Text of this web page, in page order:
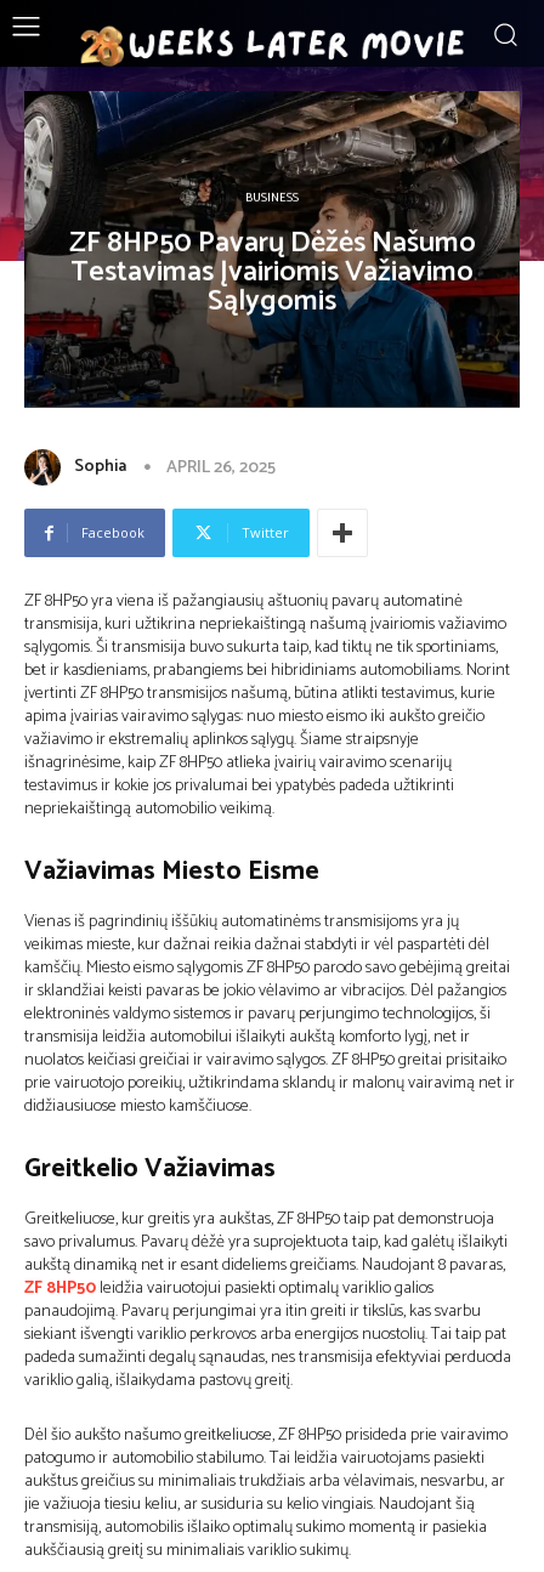
BUSINESS
ZF 8HP50 Pavarų Dėžės Našumo
Testavimas Įvairiomis Važiavimo
Sąlygomis
Sophia APRIL 26, 2025
Facebook Twitter
ZF 8HP50 yra viena iš pažangiausių aštuonių pavarų automatinė
transmisija, kuri užtikrina nepriekaištingą našumą įvairiomis važiavimo
sąlygomis. Ši transmisija buvo sukurta taip, kad tiktų ne tik sportiniams,
bet ir kasdieniams, prabangiems bei hibridiniams automobiliams. Norint
įvertinti ZF 8HP50 transmisijos našumą, būtina atlikti testavimus, kurie
apima įvairias vairavimo sąlygas: nuo miesto eismo iki aukšto greičio
važiavimo ir ekstremalių aplinkos sąlygų. Šiame straipsnyje
išnagrinėsime, kaip ZF 8HP50 atlieka įvairių vairavimo scenarijų
testavimus ir kokie jos privalumai bei ypatybės padeda užtikrinti
nepriekaištingą automobilio veikimą.
Važiavimas Miesto Eisme
Vienas iš pagrindinių iššūkių automatinėms transmisijoms yra jų
veikimas mieste, kur dažnai reikia dažnai stabdyti ir vėl paspartėti dėl
kamščių. Miesto eismo sąlygomis ZF 8HP50 parodo savo gebėjimą greitai
ir sklandžiai keisti pavaras be jokio vėlavimo ar vibracijos. Dėl pažangios
elektroninės valdymo sistemos ir pavarų perjungimo technologijos, ši
transmisija leidžia automobilui išlaikyti aukštą komforto lygį, net ir
nuolatos keičiasi greičiai ir vairavimo sąlygos. ZF 8HP50 greitai prisitaiko
prie vairuotojo poreikių, užtikrindama sklandų ir malonų vairavimą net ir
didžiausiuose miesto kamščiuose.
Greitkelio Važiavimas
Greitkeliuose, kur greitis yra aukštas, ZF 8HP50 taip pat demonstruoja
savo privalumus. Pavarų dėžė yra suprojektuota taip, kad galėtų išlaikyti
aukštą dinamiką net ir esant dideliems greičiams. Naudojant 8 pavaras,
ZF 8HP50leidžia vairuotojui pasiekti optimalų variklio galios
panaudojimą. Pavarų perjungimai yra itin greiti ir tikslūs, kas svarbu
siekiant išvengti variklio perkrovos arba energijos nuostolių. Tai taip pat
padeda sumažinti degalų sąnaudas, nes transmisija efektyviai perduoda
variklio galią, išlaikydama pastovų greitį.
Dėl šio aukšto našumo greitkeliuose, ZF 8HP50 prisideda prie vairavimo
patogumo ir automobilio stabilumo. Tai leidžia vairuotojams pasiekti
aukštus greičius su minimaliais trukdžiais arba vėlavimais, nesvarbu, ar
jie važiuoja tiesiu keliu, ar susiduria su kelio vingiais. Naudojant šią
transmisiją, automobilis išlaiko optimalų sukimo momentą ir pasiekia
aukščiausią greitį su minimaliais variklio sukimų.